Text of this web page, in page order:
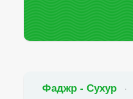
Фаджр - Сухур